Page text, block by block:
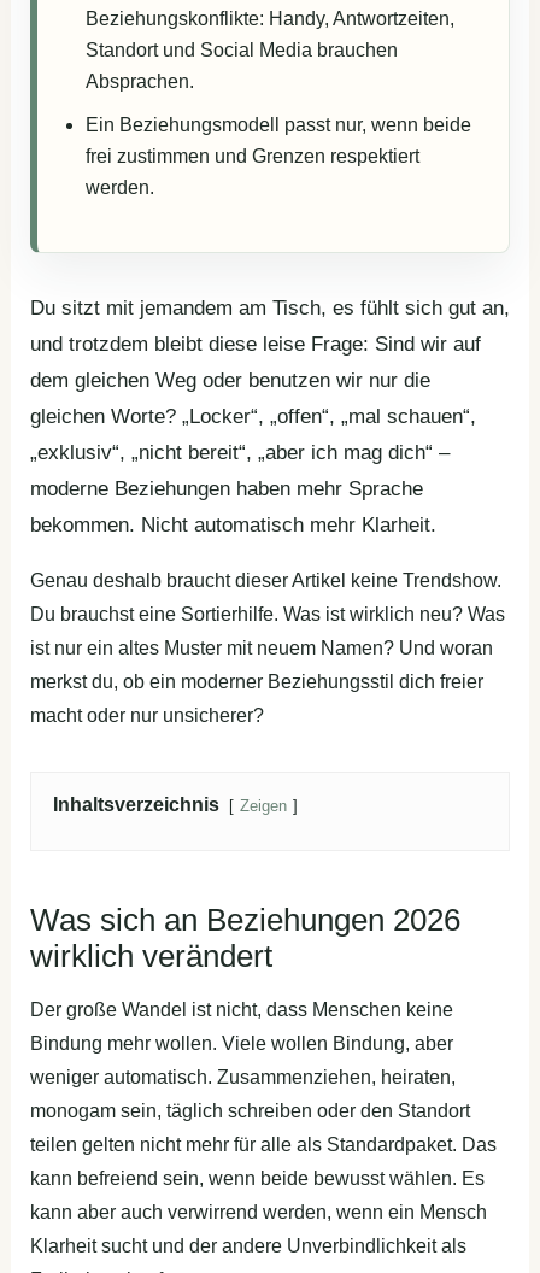
Beziehungskonflikte: Handy, Antwortzeiten,
Standort und Social Media brauchen
Absprachen.
Ein Beziehungsmodell passt nur, wenn beide
frei zustimmen und Grenzen respektiert
werden.
Du sitzt mit jemandem am Tisch, es fühlt sich gut an,
und trotzdem bleibt diese leise Frage: Sind wir auf
dem gleichen Weg oder benutzen wir nur die
gleichen Worte? „Locker“, „offen“, „mal schauen“,
„exklusiv“, „nicht bereit“, „aber ich mag dich“ –
moderne Beziehungen haben mehr Sprache
bekommen. Nicht automatisch mehr Klarheit.
Genau deshalb braucht dieser Artikel keine Trendshow.
Du brauchst eine Sortierhilfe. Was ist wirklich neu? Was
ist nur ein altes Muster mit neuem Namen? Und woran
merkst du, ob ein moderner Beziehungsstil dich freier
macht oder nur unsicherer?
Inhaltsverzeichnis Zeigen
Was sich an Beziehungen 2026
wirklich verändert
Der große Wandel ist nicht, dass Menschen keine
Bindung mehr wollen. Viele wollen Bindung, aber
weniger automatisch. Zusammenziehen, heiraten,
monogam sein, täglich schreiben oder den Standort
teilen gelten nicht mehr für alle als Standardpaket. Das
kann befreiend sein, wenn beide bewusst wählen. Es
kann aber auch verwirrend werden, wenn ein Mensch
Klarheit sucht und der andere Unverbindlichkeit als